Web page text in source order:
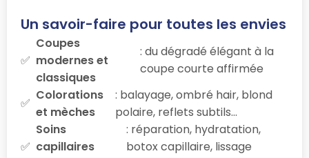
Un savoir-faire pour toutes les envies
Coupes
modernes et
classiques
: du dégradé élégant à la
coupe courte affirmée
Colorations
et mèches
: balayage, ombré hair, blond
polaire, reflets subtils…
Soins
capillaires
: réparation, hydratation,
botox capillaire, lissage